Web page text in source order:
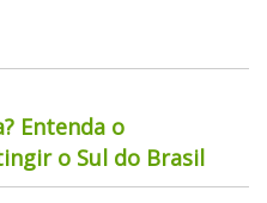
Entenda o
o Sul do Brasil